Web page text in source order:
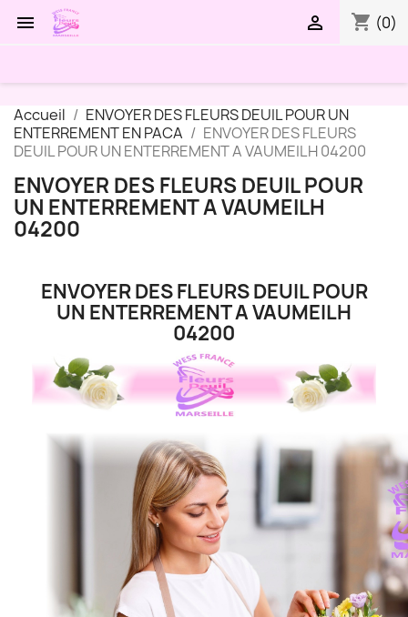
 shopping_cart (0)

Accueil
ENVOYER DES FLEURS DEUIL POUR UN
ENTERREMENT EN PACA
ENVOYER DES FLEURS
DEUIL POUR UN ENTERREMENT A VAUMEILH 04200
ENVOYER DES FLEURS DEUIL POUR
UN ENTERREMENT A VAUMEILH
04200
ENVOYER DES FLEURS DEUIL POUR
UN ENTERREMENT A VAUMEILH
04200